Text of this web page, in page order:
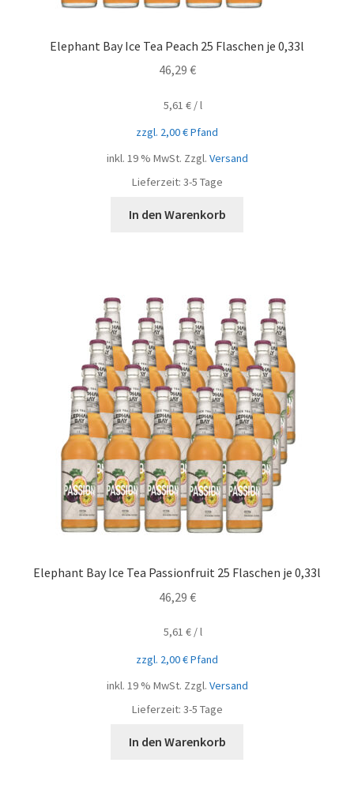
Elephant Bay Ice Tea Peach 25 Flaschen je 0,33l
46,29 €
5,61 €/l
zzgl. 2,00€Pfand
inkl. 19 % MwSt. Zzgl. Versand
Lieferzeit: 3-5 Tage
In den Warenkorb
Elephant Bay Ice Tea Passionfruit 25 Flaschen je 0,33l
46,29 €
5,61 €/l
zzgl. 2,00€Pfand
inkl. 19 % MwSt. Zzgl. Versand
Lieferzeit: 3-5 Tage
In den Warenkorb